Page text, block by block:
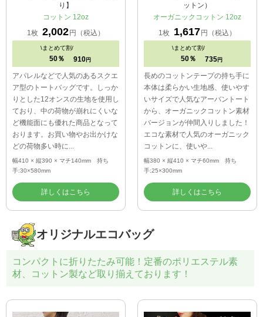
り】
コットン 12oz
1枚 2,002 円（税込）
\まとめて割/
50％ 910 円
アパレルなどで人気のあるスクエ
ア型のトートバッグです。しっか
りとした12オンスの生地を使用し
ており、中の荷物が崩れにくいな
ど機能面にも優れた商品となって
おります。お買い物やお出かけな
どの荷物多い時に...
幅410 × 縦390 × マチ140mm 持ち
手:30×580mm
詳しくはこちら
ットン）
オーガニックコットン 12oz
1枚
1,617 円（税込）
\まとめて割/
50％ 735 円
長めのコットンテープの持ち手に
本体は柔らかい生地感、使いやす
いサイズで人気なアーバントート
から、オーガニックコットン素材
バージョンが仲間入りしました！
エコな素材で人気のオーガニック
コットンに、使いや...
幅380 × 縦410 × マチ60mm 持ち
手:25×300mm
詳しくはこちら
オリジナルエコバッグ
コンパクトに折りたたみ可能！定番のポリエステル素
材、コットン製など取り揃えております！